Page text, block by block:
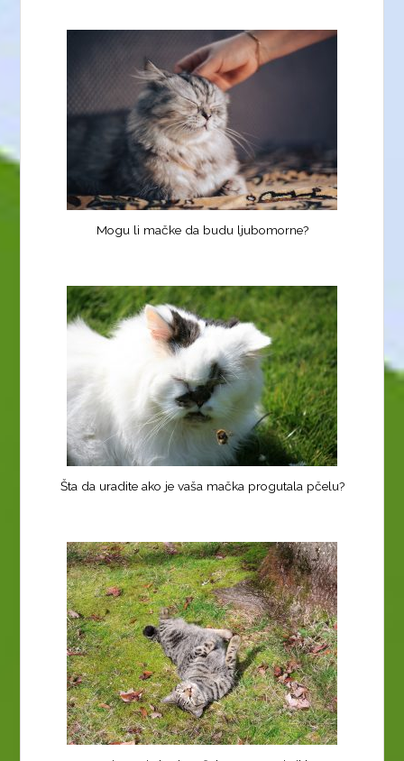
Mogu li mačke da budu ljubomorne?
Šta da uradite ako je vaša mačka progutala pčelu?